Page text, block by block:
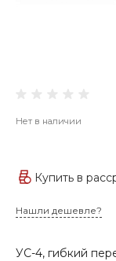
Нет в наличии
Купить в
Нашли дешевле?
УС-4, гибкий